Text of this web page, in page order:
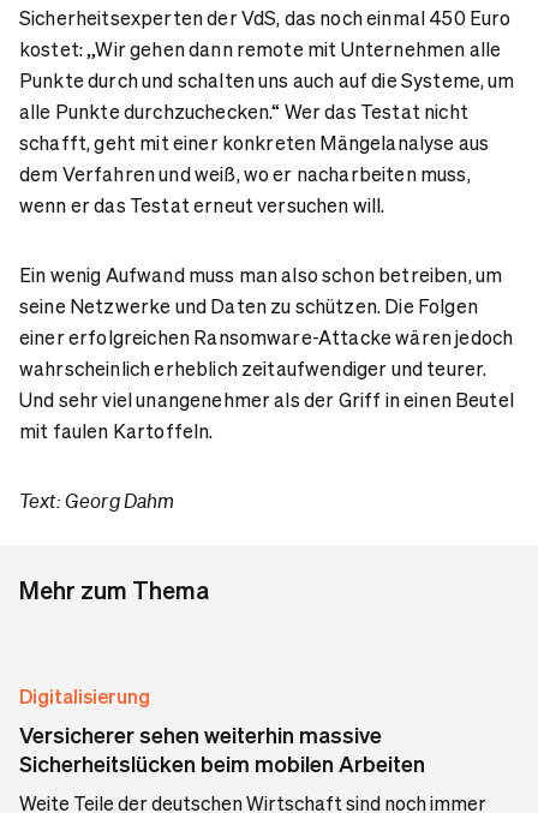
Sicherheitsexperten der VdS, das noch einmal 450 Euro
kostet: „Wir gehen dann remote mit Unternehmen alle
Punkte durch und schalten uns auch auf die Systeme, um
alle Punkte durchzuchecken.“ Wer das Testat nicht
schafft, geht mit einer konkreten Mängelanalyse aus
dem Verfahren und weiß, wo er nacharbeiten muss,
wenn er das Testat erneut versuchen will.
Ein wenig Aufwand muss man also schon betreiben, um
seine Netzwerke und Daten zu schützen. Die Folgen
einer erfolgreichen Ransomware-Attacke wären jedoch
wahrscheinlich erheblich zeitaufwendiger und teurer.
Und sehr viel unangenehmer als der Griff in einen Beutel
mit faulen Kartoffeln.
Text: Georg Dahm
Mehr zum Thema
Digitalisierung
Versicherer sehen weiterhin massive
Sicherheitslücken beim mobilen Arbeiten
Weite Teile der deutschen Wirtschaft sind noch immer